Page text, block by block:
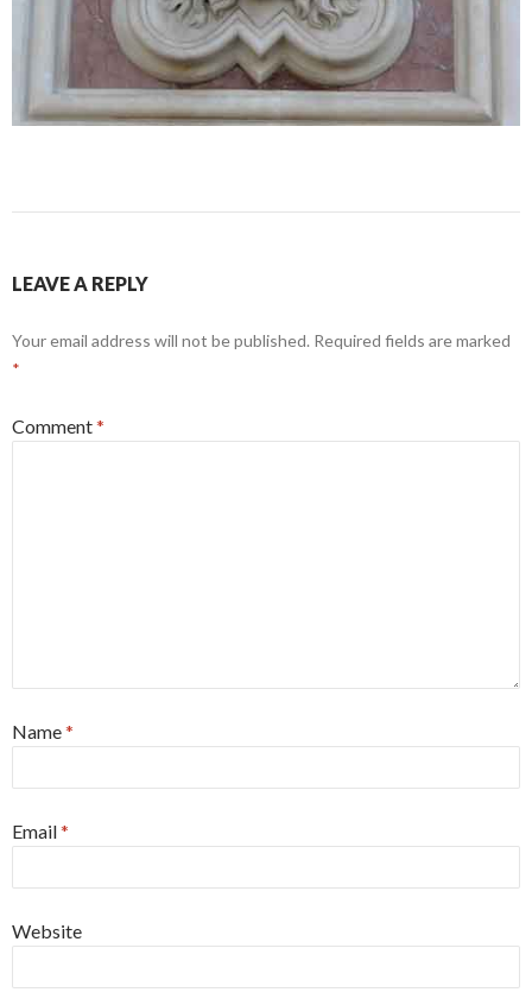
LEAVE A REPLY
Your email address will not be published. Required fields are marked
*
Comment*
Name*
Email*
Website